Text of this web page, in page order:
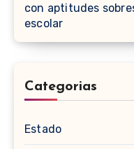
con aptitudes
escolar
Categorias
Estado